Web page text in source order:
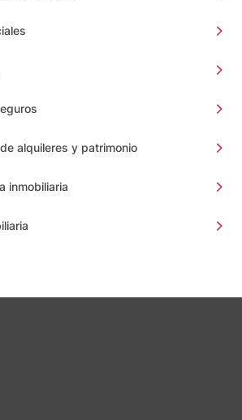
alquileres y patrimonio
inmobiliaria